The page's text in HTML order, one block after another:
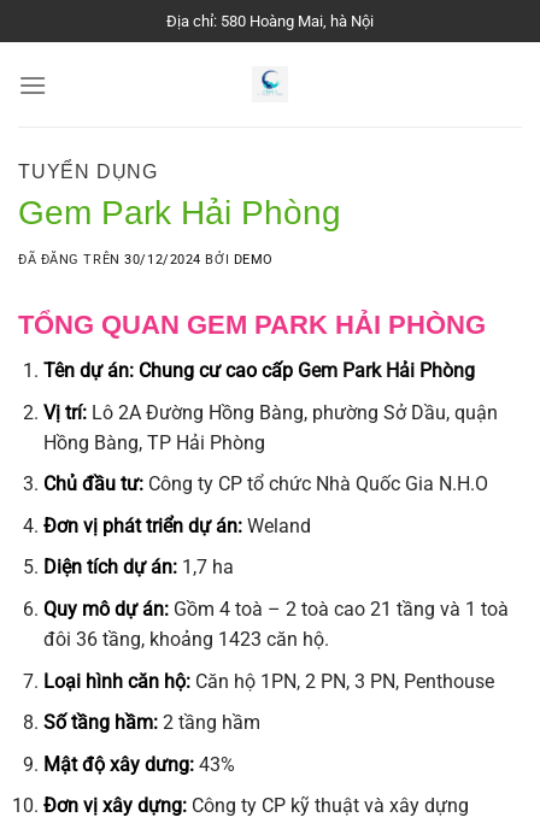
đến
nội
Địa chỉ: 580 Hoàng Mai, hà Nội
TUYỂN DỤNG
Gem Park Hải Phòng
ĐÃ ĐĂNG TRÊN30/12/2024 BỞI DEMO
TỔNG QUAN GEM PARK HẢI PHÒNG
Tên dự án: Chung cư cao cấp Gem Park Hải Phòng
Vị trí:Lô 2A Đường Hồng Bàng, phường Sở Dầu, quận
Hồng Bàng, TP Hải Phòng
Chủ đầu tư:Công ty CP tổ chức Nhà Quốc Gia N.H.O
Đơn vị phát triển dự án:Weland
Diện tích dự án:1,7 ha
Quy mô dự án:Gồm 4 toà – 2 toà cao 21 tầng và 1 toà
đôi 36 tầng, khoảng 1423 căn hộ.
Loại hình căn hộ:Căn hộ 1PN, 2 PN, 3 PN, Penthouse
Số tầng hầm:2 tầng hầm
Mật độ xây dưng:43%
Đơn vị xây dựng:Công ty CP kỹ thuật và xây dựng